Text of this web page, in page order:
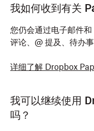
我如何收到有关
您仍会通过电子邮件
评论、@ 提及、待办
详细了解 Dropbox
我可以继续使用
吗？